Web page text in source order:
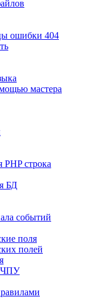
ошибки 404
мастера
PHP строка
БД
событий
поля
полей
ЧПУ